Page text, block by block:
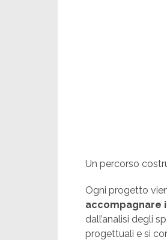
Un percorso
Ogni progetto
accompagnare
dall’analisi degli
progettuali e si